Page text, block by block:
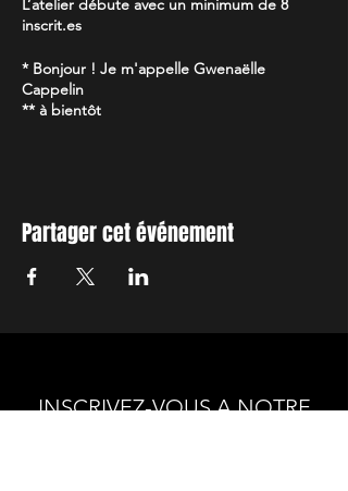
L’atelier débute avec un minimum de 8
inscrit.es
* Bonjour ! Je m'appelle Gwenaëlle
Cappelin
** à bientôt
Partager cet événement
INSCRIVEZ-VOUS A NOTRE